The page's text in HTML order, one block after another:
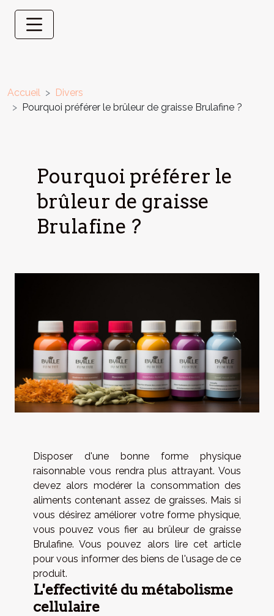
Accueil
Divers
Pourquoi préférer le brûleur de graisse Brulafine ?
Pourquoi préférer le
brûleur de graisse
Brulafine ?
Disposer d'une bonne forme physique
raisonnable vous rendra plus attrayant. Vous
devez alors modérer la consommation des
aliments contenant assez de graisses. Mais si
vous désirez améliorer votre forme physique,
vous pouvez vous fier au brûleur de graisse
Brulafine. Vous pouvez alors lire cet article
pour vous informer des biens de l'usage de ce
produit.
L'effectivité du métabolisme
cellulaire